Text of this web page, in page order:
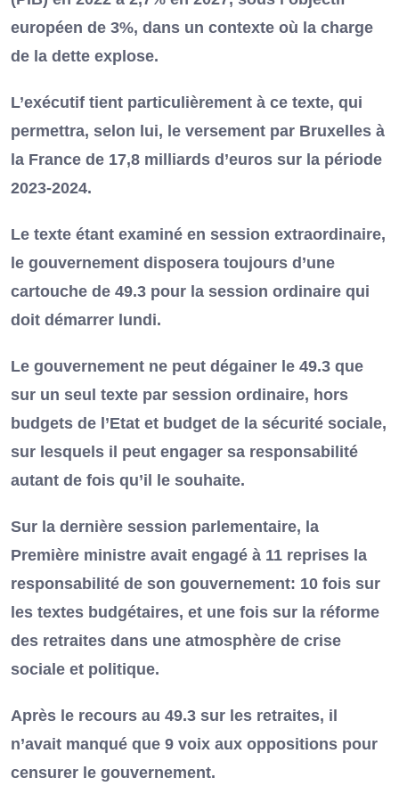
européen de 3%, dans un contexte où la charge
de la dette explose.
L’exécutif tient particulièrement à ce texte, qui
permettra, selon lui, le versement par Bruxelles à
la France de 17,8 milliards d’euros sur la période
2023-2024.
Le texte étant examiné en session extraordinaire,
le gouvernement disposera toujours d’une
cartouche de 49.3 pour la session ordinaire qui
doit démarrer lundi.
Le gouvernement ne peut dégainer le 49.3 que
sur un seul texte par session ordinaire, hors
budgets de l’Etat et budget de la sécurité sociale,
sur lesquels il peut engager sa responsabilité
autant de fois qu’il le souhaite.
Sur la dernière session parlementaire, la
Première ministre avait engagé à 11 reprises la
responsabilité de son gouvernement: 10 fois sur
les textes budgétaires, et une fois sur la réforme
des retraites dans une atmosphère de crise
sociale et politique.
Après le recours au 49.3 sur les retraites, il
n’avait manqué que 9 voix aux oppositions pour
censurer le gouvernement.